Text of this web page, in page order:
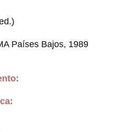
Países Bajos, 1989